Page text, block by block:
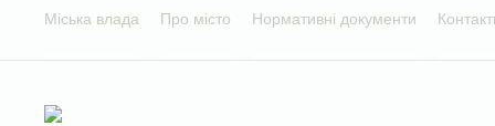
Міська влада Про місто Нормативні документи